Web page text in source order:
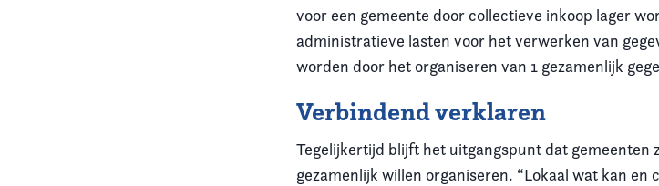
voor een gemeente door collectieve inkoop lager
administratieve lasten voor het verwerken van
worden door het organiseren van 1 gezamenlijk
Verbindend verklaren
Tegelijkertijd blijft het uitgangspunt dat gemeenten
gezamenlijk willen organiseren. “Lokaal wat kan